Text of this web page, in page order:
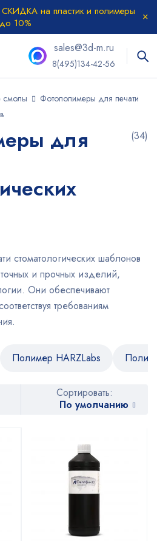
СКИДКА на пластик и полимеры
до 10%
sales@3d-m.ru
8(495)134-42-56
смолы
Фотополимеры для печати
для
(34)
стоматологических шаблонов
и прочных изделий,
Они обеспечивают
требованиям
Полимер HARZLabs
Сортировать:
По умолчанию